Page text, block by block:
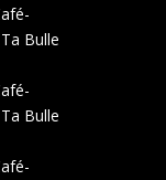
Bulle
Bulle